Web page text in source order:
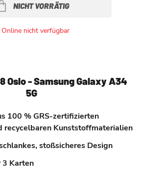
NICHT VORRÄTIG
Online nicht verfügbar
Oslo - Samsung Galaxy A34
5G
100 % GRS-zertifizierten
recycelbaren Kunststoffmaterialien
stoßsicheres Design
Karten